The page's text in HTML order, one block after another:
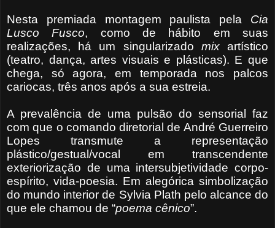
Nesta premiada montagem paulista pela Cia
Lusco Fusco, como de hábito em suas
realizações, há um singularizado mixartístico
(teatro, dança, artes visuais e plásticas). E que
chega, só agora, em temporada nos palcos
cariocas, três anos após a sua estreia.
A prevalência de uma pulsão do sensorial faz
com que o comando diretorial de André Guerreiro
Lopes transmute a representação
plástico/gestual/vocal em transcendente
exteriorização de uma intersubjetividade corpo-
espírito, vida-poesia. Em alegórica simbolização
do mundo interior de Sylvia Plath pelo alcance do
que ele chamou de “poema cênico”.